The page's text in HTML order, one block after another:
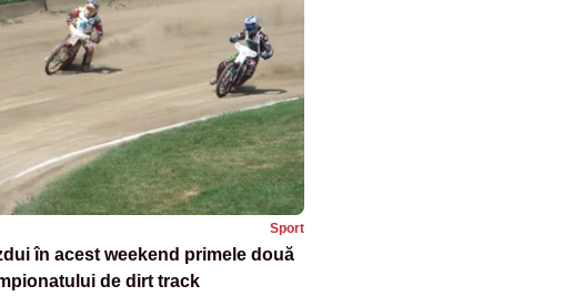
Sport
în acest weekend primele două
de dirt track